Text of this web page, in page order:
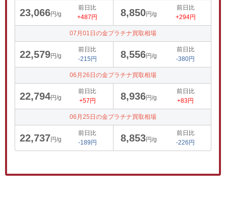
23,066円/g
前日比
+487円
8,850円/g
前日比
+294円
07月01日の金プラチナ買取相場
22,579円/g
前日比
-215円
8,556円/g
前日比
-380円
06月26日の金プラチナ買取相場
22,794円/g
前日比
+57円
8,936円/g
前日比
+83円
06月25日の金プラチナ買取相場
22,737円/g
前日比
-189円
8,853円/g
前日比
-226円